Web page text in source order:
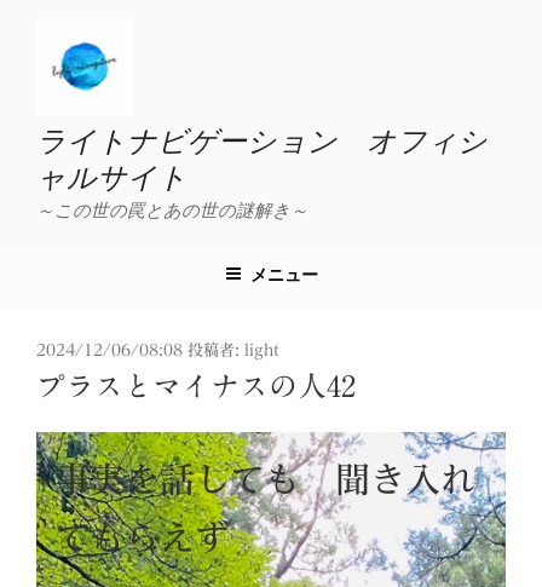
ライトナビゲーション オフィシ
ャルサイト
～この世の罠とあの世の謎解き～
メニュー
投
日:
2024/12/06/08:08 投稿者: light
プラスとマイナスの人42
事実を話しても 聞き入れ
てもらえず